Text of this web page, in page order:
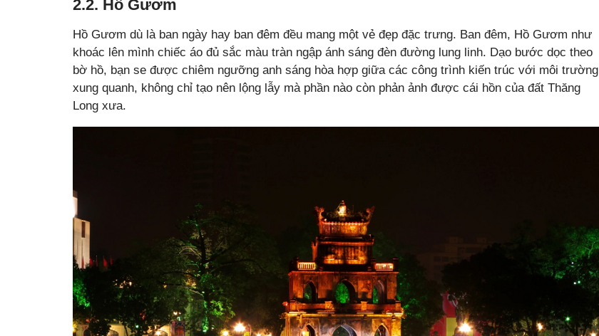
2.2. Hồ Gươm
Hồ Gươm dù là ban ngày hay ban đêm đều mang một vẻ đẹp đặc trưng. Ban đêm, Hồ Gươm như
khoác lên mình chiếc áo đủ sắc màu tràn ngập ánh sáng đèn đường lung linh. Dạo bước dọc theo
bờ hồ, bạn se được chiêm ngưỡng anh sáng hòa hợp giữa các công trình kiến trúc với môi trường
xung quanh, không chỉ tạo nên lộng lẫy mà phần nào còn phản ảnh được cái hồn của đất Thăng
Long xưa.